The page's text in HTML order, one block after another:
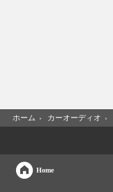
ホーム › カーオーディオ ›
Home